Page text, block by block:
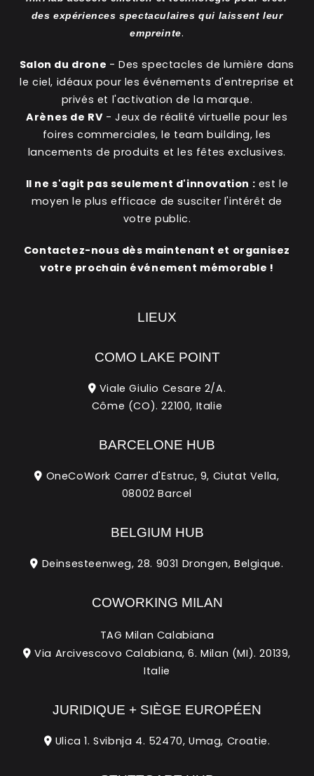
des expériences spectaculaires qui laissent leur
empreinte.
Salon du drone - Des spectacles de lumière dans
le ciel, idéaux pour les événements d'entreprise et
privés et l'activation de la marque.
Arènes de RV - Jeux de réalité virtuelle pour les
foires commerciales, le team building, les
lancements de produits et les fêtes exclusives.
Il ne s'agit pas seulement d'innovation : est le
moyen le plus efficace de susciter l'intérêt de
votre public.
Contactez-nous dès maintenant et organisez
votre prochain événement mémorable !
LIEUX
COMO LAKE POINT
Viale Giulio Cesare 2/A.
Côme (CO). 22100, Italie
BARCELONE HUB
OneCoWork Carrer d'Estruc, 9, Ciutat Vella,
08002 Barcel
BELGIUM HUB
Deinsesteenweg, 28. 9031 Drongen, Belgique.
COWORKING MILAN
TAG Milan Calabiana
Via Arcivescovo Calabiana, 6. Milan (MI). 20139,
Italie
JURIDIQUE + SIÈGE EUROPÉEN
Ulica 1. Svibnja 4. 52470, Umag, Croatie.